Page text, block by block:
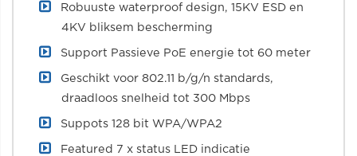
Robuuste waterproof design, 15KV ESD en
4KV bliksem bescherming
Support Passieve PoE energie tot 60 meter
Geschikt voor 802.11 b/g/n standards,
draadloos snelheid tot 300 Mbps
Suppots 128 bit WPA/WPA2
Featured 7 x status LED indicatie